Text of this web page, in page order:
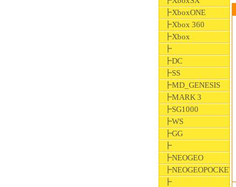
┣XboxONE
┣Xbox 360
┣Xbox
┣
┣DC
┣SS
┣MD_GENESIS
┣MARK 3
┣SG1000
┣WS
┣GG
┣
┣NEOGEO
┣NEOGEOPOCKET
┣